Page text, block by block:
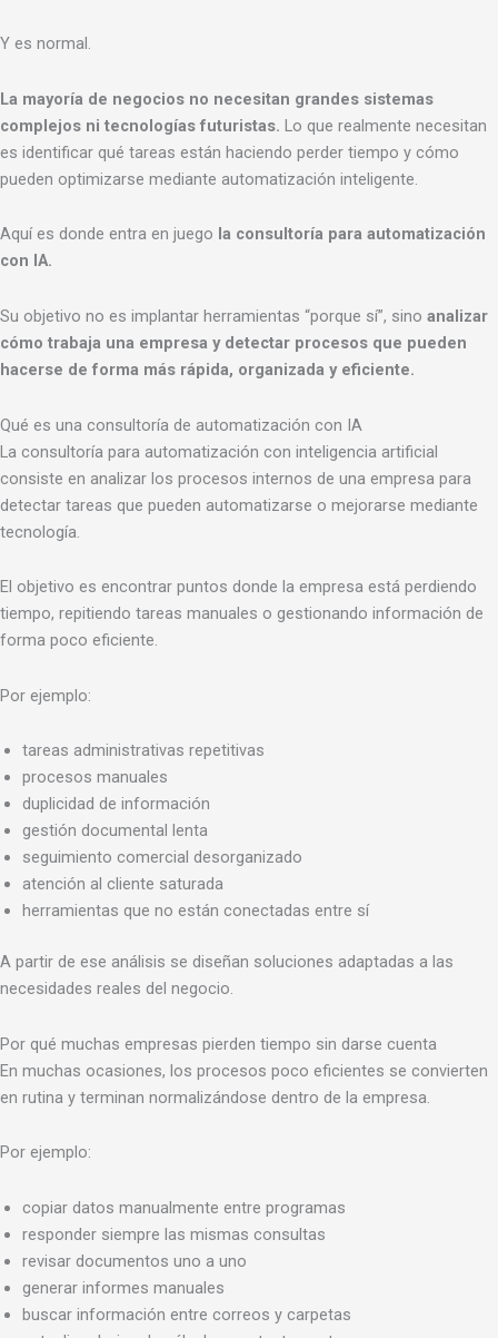
Y es normal.
La mayoría de negocios no necesitan grandes sistemas
complejos ni tecnologías futuristas. Lo que realmente necesitan
es identificar qué tareas están haciendo perder tiempo y cómo
pueden optimizarse mediante automatización inteligente.
Aquí es donde entra en juego la consultoría para automatización
con IA.
Su objetivo no es implantar herramientas “porque sí”, sino analizar
cómo trabaja una empresa y detectar procesos que pueden
hacerse de forma más rápida, organizada y eficiente.
Qué es una consultoría de automatización con IA
La consultoría para automatización con inteligencia artificial
consiste en analizar los procesos internos de una empresa para
detectar tareas que pueden automatizarse o mejorarse mediante
tecnología.
El objetivo es encontrar puntos donde la empresa está perdiendo
tiempo, repitiendo tareas manuales o gestionando información de
forma poco eficiente.
Por ejemplo:
tareas administrativas repetitivas
procesos manuales
duplicidad de información
gestión documental lenta
seguimiento comercial desorganizado
atención al cliente saturada
herramientas que no están conectadas entre sí
A partir de ese análisis se diseñan soluciones adaptadas a las
necesidades reales del negocio.
Por qué muchas empresas pierden tiempo sin darse cuenta
En muchas ocasiones, los procesos poco eficientes se convierten
en rutina y terminan normalizándose dentro de la empresa.
Por ejemplo:
copiar datos manualmente entre programas
responder siempre las mismas consultas
revisar documentos uno a uno
generar informes manuales
buscar información entre correos y carpetas